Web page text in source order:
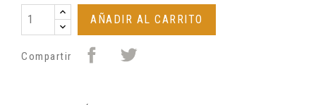
AÑADIR AL CARRITO
Compartir